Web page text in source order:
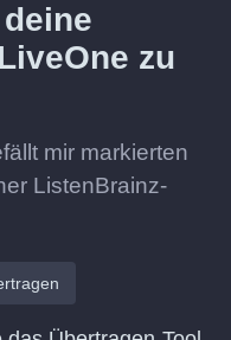
zu
mir markierten
ListenBrainz-